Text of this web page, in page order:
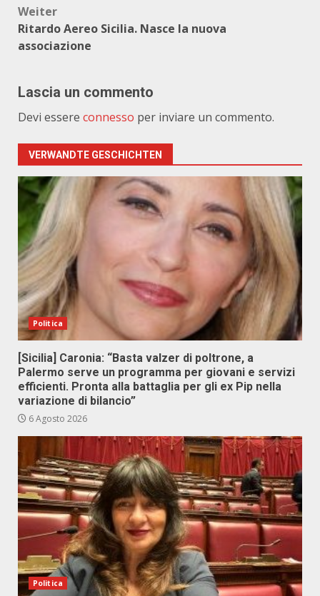
Weiter
Ritardo Aereo Sicilia. Nasce la nuova
associazione
Lascia un commento
Devi essere connesso per inviare un commento.
VERWANDTE GESCHICHTEN
Politica
[Sicilia] Caronia: “Basta valzer di poltrone, a
Palermo serve un programma per giovani e servizi
efficienti. Pronta alla battaglia per gli ex Pip nella
variazione di bilancio”
6 Agosto 2026
Politica